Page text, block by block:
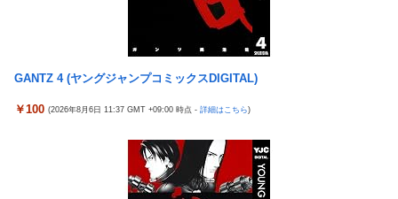
韓国警察、大韓サッカー協会を家宅捜索 代表監督選考巡り
パヨク「アジア人民、中国人民と連帯して戦おー！悪政高市を打
いそう…会社滅茶苦茶やろなぁ」
【悲報】茂木敏充外相、『大炎上』してしまう！！！！！！！
「電車で女性が失神したら無言の男が真横についてきた」とタレ
ントが主張、虚言疑惑が出ると「その男の垢を発見した」と追加
伊勢鈴蘭さん、コカ・コーラ愛を全力アピール！
今季もタイトル獲得を目指すFC町田ゼルビア黒田剛監督が抱負を
富士登山ツアー中に64歳男性死亡 8合目付近で意識失う
細井くんの彼女、寝取らせOKだってよ3
外国人「2002年W杯は?」韓国サッカーに衝撃的不祥事！W杯予
選でレフリーへの性的接待発覚！海外騒然！【海外の反応】
GANTZ 4 (ヤングジャンプコミックスDIGITAL)
￥100 (2026年8月6日 11:37 GMT +09:00 時点 - 詳細はこちら)